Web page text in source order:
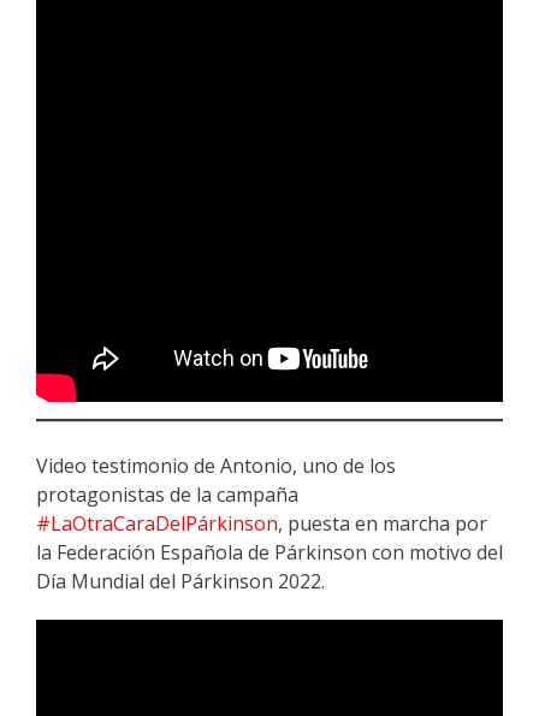
Video testimonio de Antonio, uno de los
protagonistas de la campaña
#LaOtraCaraDelPárkinson, puesta en marcha por
la Federación Española de Párkinson con motivo del
Día Mundial del Párkinson 2022.